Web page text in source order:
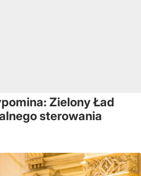
Zielony Ład
sterowania